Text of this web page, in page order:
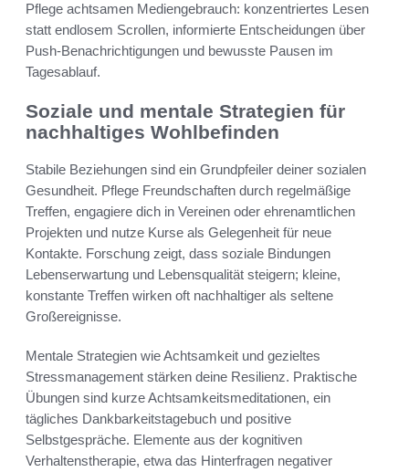
Pflege achtsamen Mediengebrauch: konzentriertes Lesen
statt endlosem Scrollen, informierte Entscheidungen über
Push-Benachrichtigungen und bewusste Pausen im
Tagesablauf.
Soziale und mentale Strategien für
nachhaltiges Wohlbefinden
Stabile Beziehungen sind ein Grundpfeiler deiner sozialen
Gesundheit. Pflege Freundschaften durch regelmäßige
Treffen, engagiere dich in Vereinen oder ehrenamtlichen
Projekten und nutze Kurse als Gelegenheit für neue
Kontakte. Forschung zeigt, dass soziale Bindungen
Lebenserwartung und Lebensqualität steigern; kleine,
konstante Treffen wirken oft nachhaltiger als seltene
Großereignisse.
Mentale Strategien wie Achtsamkeit und gezieltes
Stressmanagement stärken deine Resilienz. Praktische
Übungen sind kurze Achtsamkeitsmeditationen, ein
tägliches Dankbarkeitstagebuch und positive
Selbstgespräche. Elemente aus der kognitiven
Verhaltenstherapie, etwa das Hinterfragen negativer